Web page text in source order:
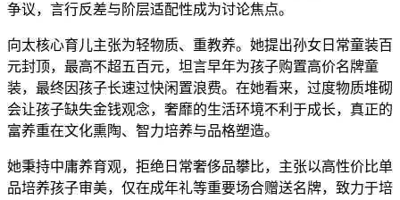
争议，言行反差与阶层适配性成为讨论焦点。
向太核心育儿主张为轻物质、重教养。她提出孙女日常童装百
元封顶，最高不超五百元，坦言早年为孩子购置高价名牌童
装，最终因孩子长速过快闲置浪费。在她看来，过度物质堆砌
会让孩子缺失金钱观念，奢靡的生活环境不利于成长，真正的
富养重在文化熏陶、智力培养与品格塑造。
她秉持中庸养育观，拒绝日常奢侈品攀比，主张以高性价比单
品培养孩子审美，仅在成年礼等重要场合赠送名牌，致力于培